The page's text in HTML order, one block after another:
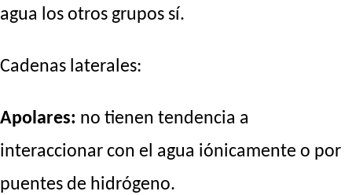
agua los otros grupos sí.
Cadenas laterales:
Apolares: no tienen tendencia a
interaccionar con el agua iónicamente o por
puentes de hidrógeno.